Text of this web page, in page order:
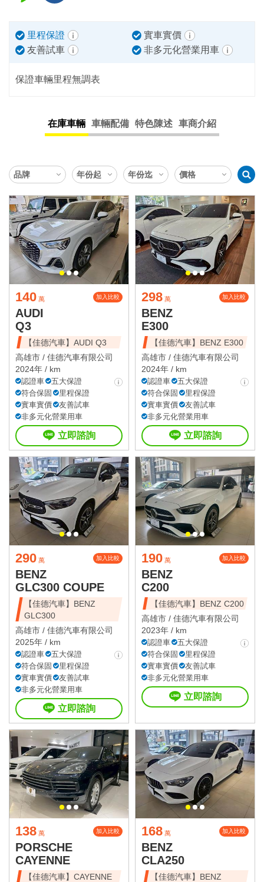
里程保證
實車實價
友善試車
非多元化營業用車
保證車輛里程無調表
在庫車輛 車輛配備 特色陳述 車商介紹
140 萬 加入比較
AUDI
Q3
【佳德汽車】AUDI Q3
高雄市 / 佳德汽車有限公司
2024年 / km
認證車
五大保證
符合保固
里程保證
實車實價
友善試車
非多元化營業用車
立即諮詢
298 萬 加入比較
BENZ
E300
【佳德汽車】BENZ E300
高雄市 / 佳德汽車有限公司
2024年 / km
認證車
五大保證
符合保固
里程保證
實車實價
友善試車
非多元化營業用車
立即諮詢
290 萬 加入比較
BENZ
GLC300 COUPE
【佳德汽車】BENZ
GLC300
高雄市 / 佳德汽車有限公司
2025年 / km
認證車
五大保證
符合保固
里程保證
實車實價
友善試車
非多元化營業用車
立即諮詢
190 萬 加入比較
BENZ
C200
【佳德汽車】BENZ C200
高雄市 / 佳德汽車有限公司
2023年 / km
認證車
五大保證
符合保固
里程保證
實車實價
友善試車
非多元化營業用車
立即諮詢
138 萬 加入比較
PORSCHE
CAYENNE
【佳德汽車】CAYENNE
168 萬 加入比較
BENZ
CLA250
【佳德汽車】BENZ